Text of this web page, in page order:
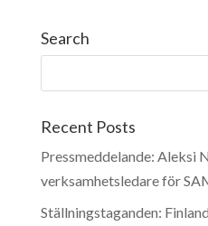
Search
Recent Posts
Pressmeddelande: Aleksi
verksamhetsledare för
Ställningstaganden: